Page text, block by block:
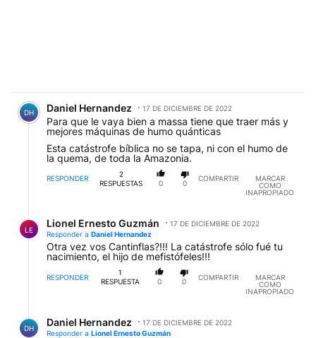
DH Daniel Hernandez 17 DE DICIEMBRE DE 2022
Para que le vaya bien a massa tiene que traer más y
mejores máquinas de humo quánticas
Esta catástrofe bíblica no se tapa, ni con el humo de
la quema, de toda la Amazonia.
RESPONDER
2
RESPUESTAS
0 0
COMPARTIR
MARCAR
COMO
INAPROPIADO
LE
Lionel Ernesto Guzmán
17 DE DICIEMBRE DE 2022
Responder a Daniel Hernandez
Otra vez vos Cantinflas?!!! La catástrofe sólo fué tu
nacimiento, el hijo de mefistófeles!!!
RESPONDER
1
RESPUESTA
0 0
COMPARTIR
MARCAR
COMO
INAPROPIADO
DH
Daniel Hernandez
17 DE DICIEMBRE DE 2022
Responder a Lionel Ernesto Guzmán